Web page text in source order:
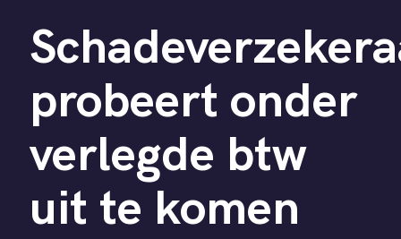
probeert onder
verlegde btw
uit te komen